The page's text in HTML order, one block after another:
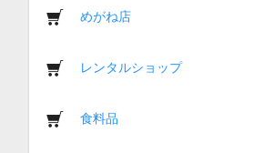
めがね店
レンタルショップ
食料品